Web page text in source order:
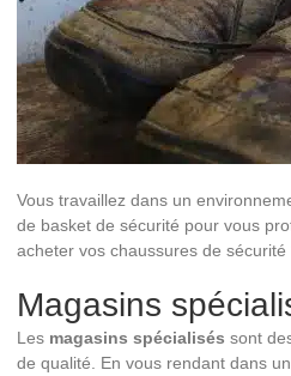
Vous travaillez dans un
de basket de sécurité pour vous
acheter vos chaussures de sécurité
Magasins
Les magasins spécialisés sont
de qualité. En vous rendant dans